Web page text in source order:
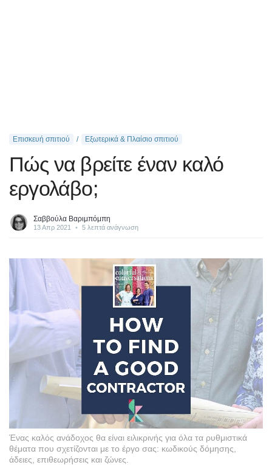
Επισκευή σπιτιού Εξωτερικά & Πλαίσιο σπιτιού
Πώς να βρείτε έναν καλό
εργολάβο;
Σαββούλα Βαριμπόμπη
13 Απρ 2021 • 5 λεπτά ανάγνωση
Ένας καλός ανάδοχος θα είναι ειλικρινής για όλα τα ρυθμιστικά
θέματα που σχετίζονται με το έργο σας: κωδικούς δόμησης,
άδειες, επιθεωρήσεις και ζώνες.